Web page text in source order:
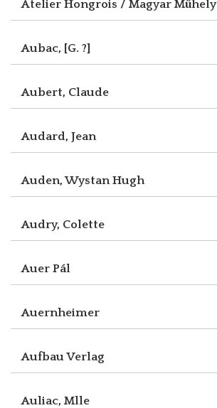
Atelier Hongrois / Magyar Műhely
Aubac, [G. ?]
Aubert, Claude
Audard, Jean
Auden, Wystan Hugh
Audry, Colette
Auer Pál
Auernheimer
Aufbau Verlag
Auliac, Mlle